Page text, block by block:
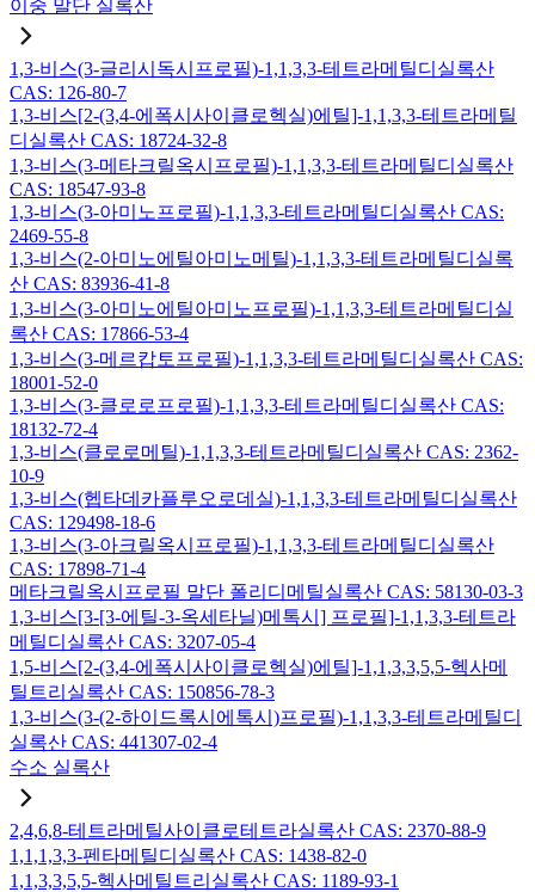
이중 말단 실록산
1,3-비스(3-글리시독시프로필)-1,1,3,3-테트라메틸디실록산
CAS: 126-80-7
1,3-비스[2-(3,4-에폭시사이클로헥실)에틸]-1,1,3,3-테트라메틸
디실록산 CAS: 18724-32-8
1,3-비스(3-메타크릴옥시프로필)-1,1,3,3-테트라메틸디실록산
CAS: 18547-93-8
1,3-비스(3-아미노프로필)-1,1,3,3-테트라메틸디실록산 CAS:
2469-55-8
1,3-비스(2-아미노에틸아미노메틸)-1,1,3,3-테트라메틸디실록
산 CAS: 83936-41-8
1,3-비스(3-아미노에틸아미노프로필)-1,1,3,3-테트라메틸디실
록산 CAS: 17866-53-4
1,3-비스(3-메르캅토프로필)-1,1,3,3-테트라메틸디실록산 CAS:
18001-52-0
1,3-비스(3-클로로프로필)-1,1,3,3-테트라메틸디실록산 CAS:
18132-72-4
1,3-비스(클로로메틸)-1,1,3,3-테트라메틸디실록산 CAS: 2362-
10-9
1,3-비스(헵타데카플루오로데실)-1,1,3,3-테트라메틸디실록산
CAS: 129498-18-6
1,3-비스(3-아크릴옥시프로필)-1,1,3,3-테트라메틸디실록산
CAS: 17898-71-4
메타크릴옥시프로필 말단 폴리디메틸실록산 CAS: 58130-03-3
1,3-비스[3-[3-에틸-3-옥세타닐)메톡시] 프로필]-1,1,3,3-테트라
메틸디실록산 CAS: 3207-05-4
1,5-비스[2-(3,4-에폭시사이클로헥실)에틸]-1,1,3,3,5,5-헥사메
틸트리실록산 CAS: 150856-78-3
1,3-비스(3-(2-하이드록시에톡시)프로필)-1,1,3,3-테트라메틸디
실록산 CAS: 441307-02-4
수소 실록산
2,4,6,8-테트라메틸사이클로테트라실록산 CAS: 2370-88-9
1,1,1,3,3-펜타메틸디실록산 CAS: 1438-82-0
1,1,3,3,5,5-헥사메틸트리실록산 CAS: 1189-93-1